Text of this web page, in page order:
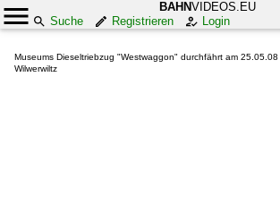
BAHNVIDEOS.EU
Suche
Registrieren Login
Museums Dieseltriebzug "Westwaggon" durchfährt am
Wilwerwiltz